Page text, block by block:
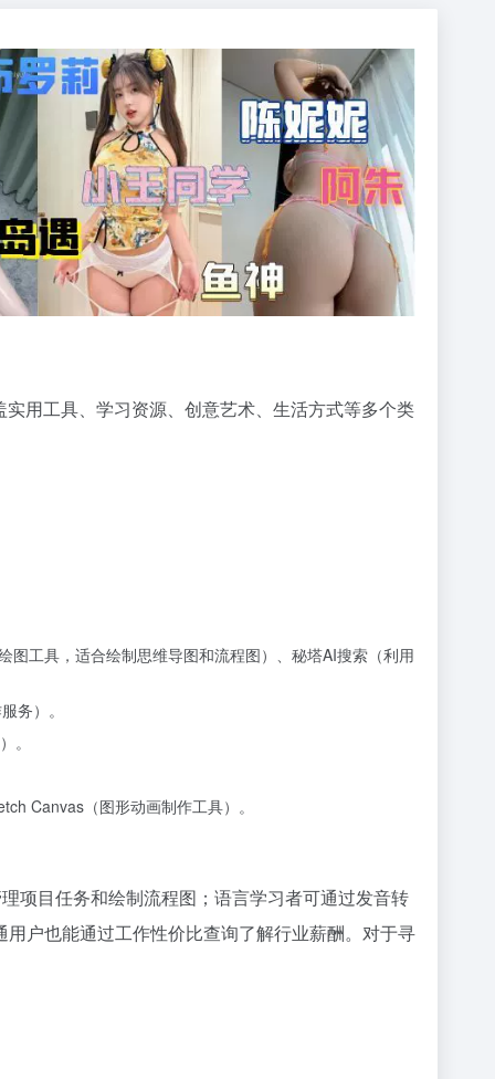
用工具、学习资源、创意艺术、生活方式等多个类
工具，适合绘制思维导图和流程图）、秘塔AI搜索（利用
务）。
。
Canvas（图形动画制作工具）。
项目任务和绘制流程图；语言学习者可通过发音转
户也能通过工作性价比查询了解行业薪酬。对于寻